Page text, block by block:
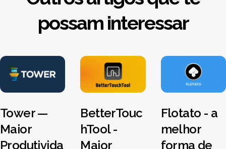
possam interessar
Tower —
Maior
Produtivida
BetterTouc
hTool -
Maior
Flotato - a
melhor
forma de